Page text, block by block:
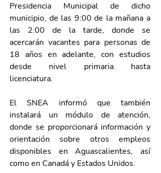
Presidencia Municipal de dicho
municipio, de las 9:00 de la mañana a
las 2:00 de la tarde, donde se
acercarán vacantes para personas de
18 años en adelante, con estudios
desde nivel primaria hasta
licenciatura.
El SNEA informó que también
instalará un módulo de atención,
donde se proporcionará información y
orientación sobre otros empleos
disponibles en Aguascalientes, así
como en Canadá y Estados Unidos.